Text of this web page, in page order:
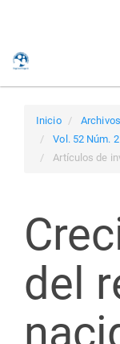
Inicio
Archivos
Vol. 52 Núm.
Artículos de
del